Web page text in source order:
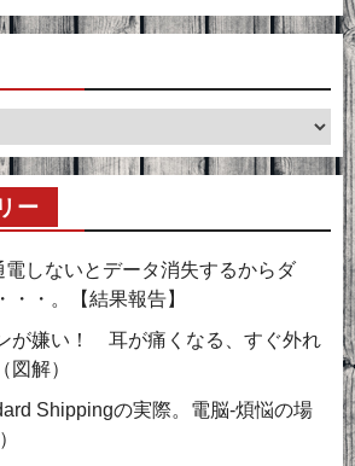
ー
電しないとデータ消失するからダ
・・。【結果報告】
が嫌い！ 耳が痛くなる、すぐ外れ
図解）
Shippingの実際。電脳-煩悩の場